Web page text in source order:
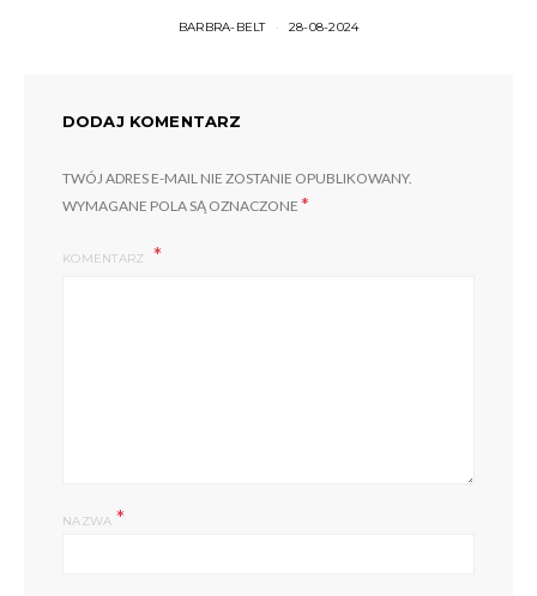
BARBRA-BELT 28-08-2024
DODAJ KOMENTARZ
TWÓJ ADRES E-MAIL NIE ZOSTANIE OPUBLIKOWANY.
WYMAGANE POLA SĄ OZNACZONE *
KOMENTARZ
NAZWA *